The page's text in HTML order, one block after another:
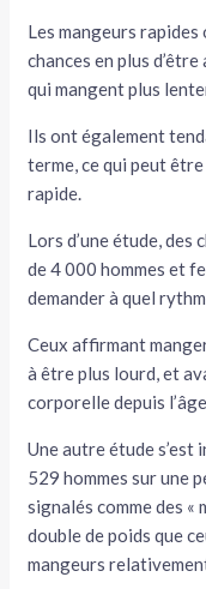
Les mangeurs
chances en plus
qui mangent plus
Ils ont également
terme, ce qui peut
rapide.
Lors d’une étude,
de 4 000 hommes et
demander à quel
Ceux affirmant
à être plus lourd, et
corporelle depuis
Une autre étude s’est
529 hommes sur une
signalés comme des «
double de poids que
mangeurs